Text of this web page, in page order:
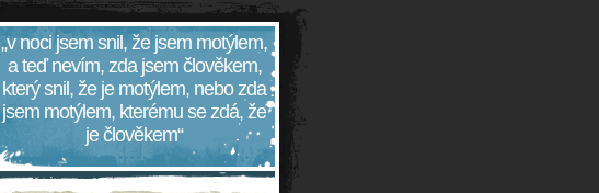
„v noci jsem snil, že jsem motýlem,
a teď nevím, zda jsem člověkem,
který snil, že je motýlem, nebo zda
jsem motýlem, kterému se zdá, že
je člověkem“